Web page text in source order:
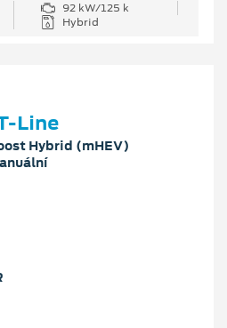
92 kW/125 k
Hybrid
Line
Hybrid (mHEV)